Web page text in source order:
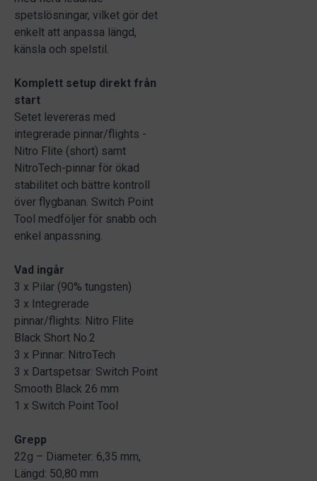
spetslösningar, vilket gör det
enkelt att anpassa längd,
känsla och spelstil.
Komplett setup direkt från
start
Setet levereras med
integrerade pinnar/flights -
Nitro Flite (short) samt
NitroTech-pinnar för ökad
stabilitet och bättre kontroll
över flygbanan. Switch Point
Tool medföljer för snabb och
enkel anpassning.
Vad ingår
3 x Pilar (90% tungsten)
3 x Integrerade
pinnar/flights: Nitro Flite
Black Short No.2
3 x Pinnar: NitroTech
3 x Dartspetsar: Switch Point
Smooth Black 26 mm
1 x Switch Point Tool
Grepp
22g – Diameter: 6,35 mm,
Längd: 50,80 mm